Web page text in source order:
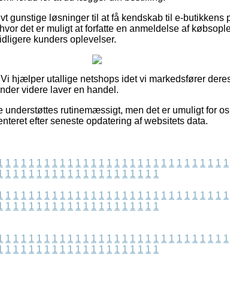
gunstige løsninger til at få kendskab til e-butikkens
det er muligt at forfatte en anmeldelse af
kunders oplevelser.
hjælper utallige netshops idet vi markedsfører
videre laver en handel.
understøttes rutinemæssigt, men det er umuligt for
efter seneste opdatering af websitets data.
1 1 1 1 1 1 1 1 1 1 1 1 1 1 1 1 1 1 1 1 1 1 1 1 1 1 1 1 1
1 1 1 1 1 1 1 1 1 1 1 1 1 1 1 1 1 1 1 1
1 1 1 1 1 1 1 1 1 1 1 1 1 1 1 1 1 1 1 1 1 1 1 1 1 1 1 1 1
1 1 1 1 1 1 1 1 1 1 1 1 1 1 1 1 1 1 1 1
1 1 1 1 1 1 1 1 1 1 1 1 1 1 1 1 1 1 1 1 1 1 1 1 1 1 1 1 1
1 1 1 1 1 1 1 1 1 1 1 1 1 1 1 1 1 1 1 1